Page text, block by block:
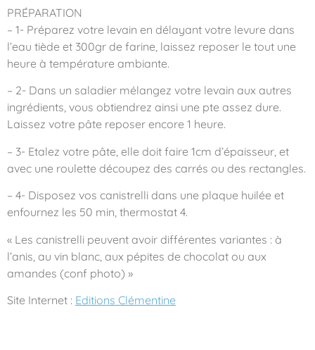
PRÉPARATION
– 1- Préparez votre levain en délayant votre levure dans
l’eau tiède et 300gr de farine, laissez reposer le tout une
heure à température ambiante.
– 2- Dans un saladier mélangez votre levain aux autres
ingrédients, vous obtiendrez ainsi une pte assez dure.
Laissez votre pâte reposer encore 1 heure.
– 3- Etalez votre pâte, elle doit faire 1cm d’épaisseur, et
avec une roulette découpez des carrés ou des rectangles.
– 4- Disposez vos canistrelli dans une plaque huilée et
enfournez les 50 min, thermostat 4.
« Les canistrelli peuvent avoir différentes variantes : à
l’anis, au vin blanc, aux pépites de chocolat ou aux
amandes (conf photo) »
Site Internet : Editions Clémentine